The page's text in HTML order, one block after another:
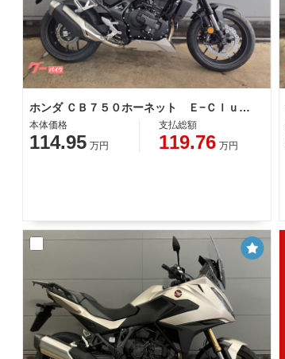
ホンダ ＣＢ７５０ホーネット Ｅ−Ｃｌｕｔｃｈ
本体価格
114.95 万円
支払総額
119.76 万円